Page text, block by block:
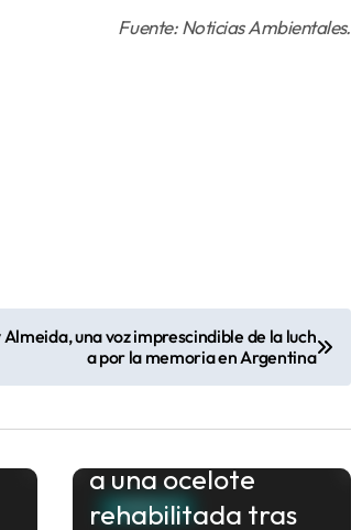
Fuente: Noticias Ambientales.
una voz imprescindible de la luch
a por la memoria en Argentina
AMBIENTE
a una ocelote
rehabilitada tras